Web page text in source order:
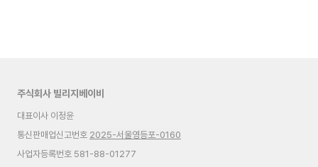
주식회사 빌리지베이비
대표이사 이정윤
통신판매업신고번호 2025-서울영등포-0160
사업자등록번호 581-88-01277